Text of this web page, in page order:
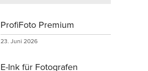
ProfiFoto Premium
23. Juni 2026
E-Ink für Fotografen